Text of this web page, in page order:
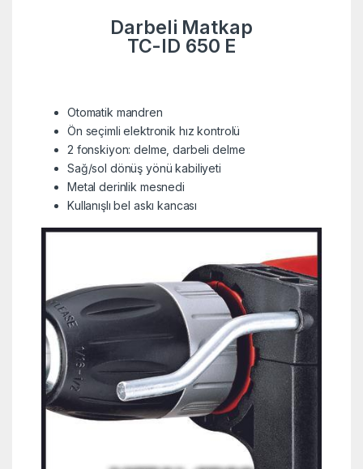
Darbeli Matkap
TC-ID 650 E
Otomatik mandren
Ön seçimli elektronik hız kontrolü
2 fonskiyon: delme, darbeli delme
Sağ/sol dönüş yönü kabiliyeti
Metal derinlik mesnedi
Kullanışlı bel askı kancası